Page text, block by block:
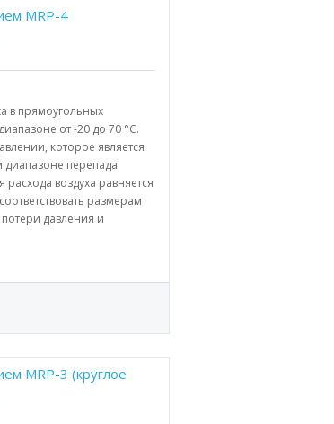
MRP-4
в прямоугольных
от -20 до 70 °C.
которое является
диапазоне перепада
воздуха равняется
размерам
давления и
MRP-3 (круглое